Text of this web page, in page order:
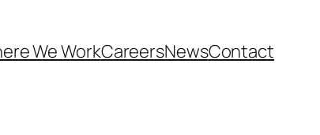
We WorkCareersNewsContact